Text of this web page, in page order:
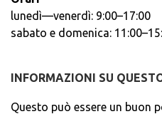
lunedì—venerdì: 9:00–17:00
sabato e domenica:
INFORMAZIONI SU
Questo può essere un buon